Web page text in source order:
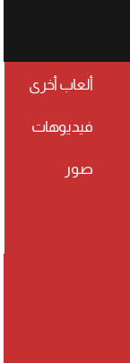
ألعاب أخرى
فيديوهات
صور